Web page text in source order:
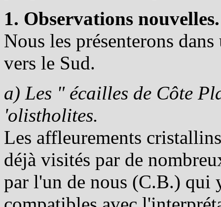
1. Observations nouvelles.
Nous les présenterons
vers le Sud.
a) Les " écailles de Côte
'olistholites.
Les affleurements
déjà visités par de
par l'un de nous (C.B.) qui